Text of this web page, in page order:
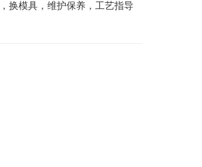
换模具，维护保养，工艺指导